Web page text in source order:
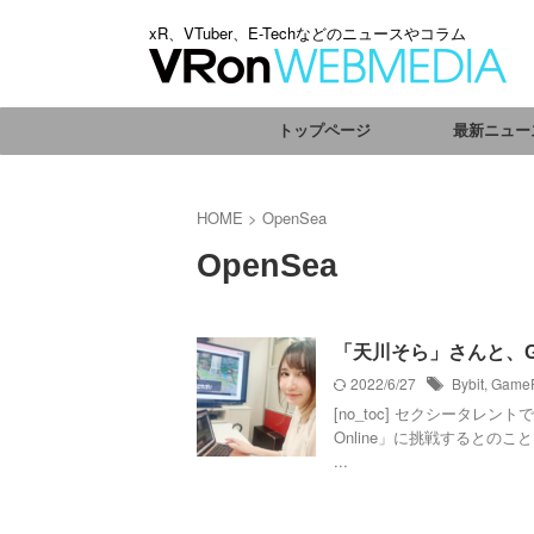
xR、VTuber、E-Techなどのニュースやコラム
トップページ 最新ニュー
HOME > OpenSea
OpenSea
「天川そら」さんと
2022/6/27
Bybit,
[no_toc] セクシータレント
Online」に挑戦するとのこ
...